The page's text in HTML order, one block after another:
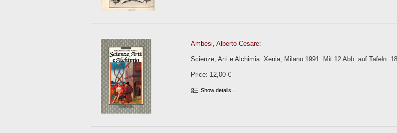
Ambesi, Alberto Cesare:
Scienze, Arti e Alchimia. Xenia, Milano 1991. Mit 12 Abb. auf Tafeln.
Price: 12,00 €
Show details…